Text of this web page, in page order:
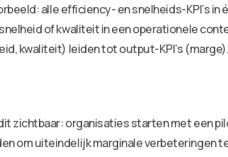
alle efficiency- en snelheids-KPI’s
of kwaliteit in een operationele
kwaliteit) leiden tot output-KPI’s (marge).
zichtbaar: organisaties starten met een
om uiteindelijk marginale verbeteringen